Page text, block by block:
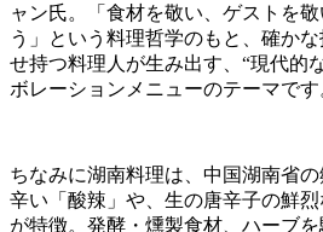
ャン氏。「食材を敬い、ゲストを
う」という料理哲学のもと、確か
せ持つ料理人が生み出す、“現代的
ボレーションメニューのテーマです
ちなみに湖南料理は、中国湖南省
辛い「酸辣」や、生の唐辛子の鮮烈
が特徴。発酵・燻製食材、ハーブ